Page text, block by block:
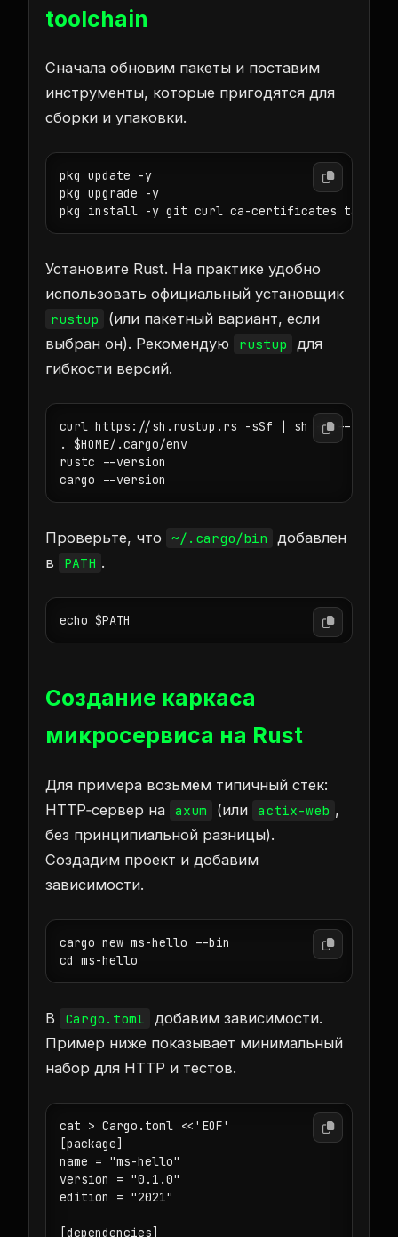
toolchain
Сначала обновим пакеты и поставим
инструменты, которые пригодятся для
сборки и упаковки.
pkg update -y
pkg upgrade -y
Установите Rust. На практике удобно
использовать официальный установщик
rustup
(или пакетный вариант, если
выбран он). Рекомендую
rustup
для
гибкости версий.
curl https://sh.rustup.rs -sSf | sh -s -- -y
. $HOME/.cargo/env
rustc --version
Проверьте, что ~/.cargo/bin
добавлен
в
PATH .
Создание каркаса
микросервиса на Rust
Для примера возьмём типичный стек:
HTTP‑сервер на axum (или actix-web ,
без принципиальной разницы).
Создадим проект и добавим
зависимости.
cargo new ms-hello --bin
В Cargo.toml
добавим зависимости.
Пример ниже показывает минимальный
набор для HTTP и тестов.
cat > Cargo.toml <<'EOF'
[package]
name = "ms-hello"
version = "0.1.0"
edition = "2021"
[dependencies]